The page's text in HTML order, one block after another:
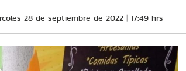
28 de septiembre de 2022 17:49 hrs